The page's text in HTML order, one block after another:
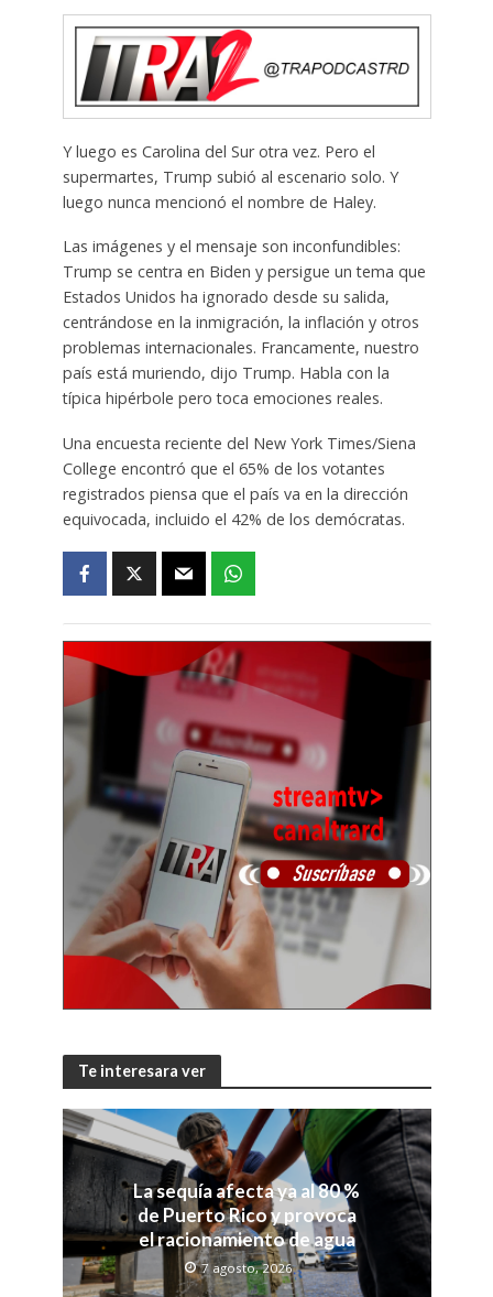
Y luego es Carolina del Sur otra vez. Pero el
supermartes, Trump subió al escenario solo. Y
luego nunca mencionó el nombre de Haley.
Las imágenes y el mensaje son inconfundibles:
Trump se centra en Biden y persigue un tema que
Estados Unidos ha ignorado desde su salida,
centrándose en la inmigración, la inflación y otros
problemas internacionales. Francamente, nuestro
país está muriendo, dijo Trump. Habla con la
típica hipérbole pero toca emociones reales.
Una encuesta reciente del New York Times/Siena
College encontró que el 65% de los votantes
registrados piensa que el país va en la dirección
equivocada, incluido el 42% de los demócratas.
Te interesara ver
La sequía afecta ya al 80 %
de Puerto Rico y provoca
el racionamiento de agua
7 agosto, 2026